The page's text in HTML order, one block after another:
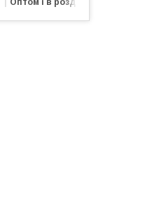
Оптом і в роздріб